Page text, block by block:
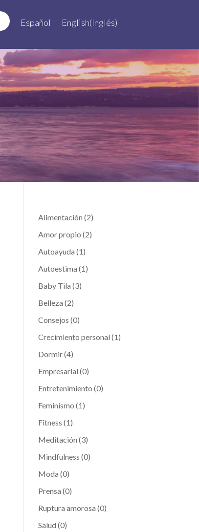
Español English(Inglés)
Alimentación (2)
Amor propio (2)
Autoayuda (1)
Autoestima (1)
Baby Tila (3)
Belleza (2)
Consejos (0)
Crecimiento personal (1)
Dormir(4)
Empresarial (0)
Entretenimiento (0)
Feminismo (1)
Fitness (1)
Meditación (3)
Mindfulness (0)
Moda (0)
Prensa (0)
Ruptura amorosa (0)
Salud (0)